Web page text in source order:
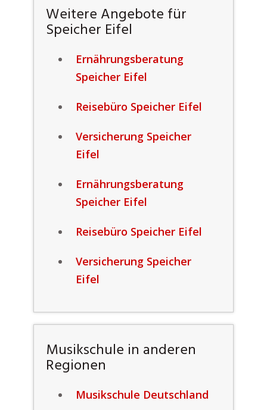
Weitere Angebote für
Speicher Eifel
Ernährungsberatung
Speicher Eifel
Reisebüro Speicher Eifel
Versicherung Speicher
Eifel
Ernährungsberatung
Speicher Eifel
Reisebüro Speicher Eifel
Versicherung Speicher
Eifel
Musikschule in anderen
Regionen
Musikschule Deutschland